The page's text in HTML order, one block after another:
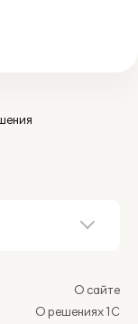
О сайте
О решениях 1С